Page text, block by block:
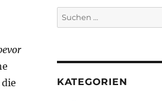
Suchen
nach:
KATEGORIEN